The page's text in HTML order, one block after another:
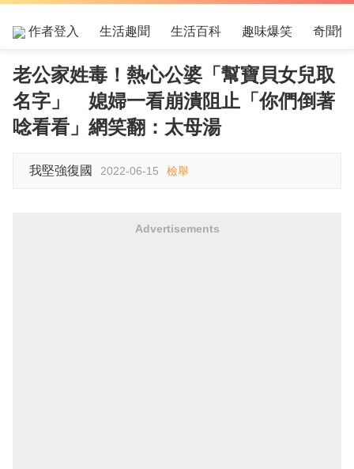
作者登入 生活趣聞 生活百科 趣味爆笑 奇聞怪
老公家姓毒！熱心公婆「幫寶貝女兒取
名字」 媳婦一看崩潰阻止「你們倒著
唸看看」網笑翻：太母湯
我堅強復國 2022-06-15 檢舉
Advertisements